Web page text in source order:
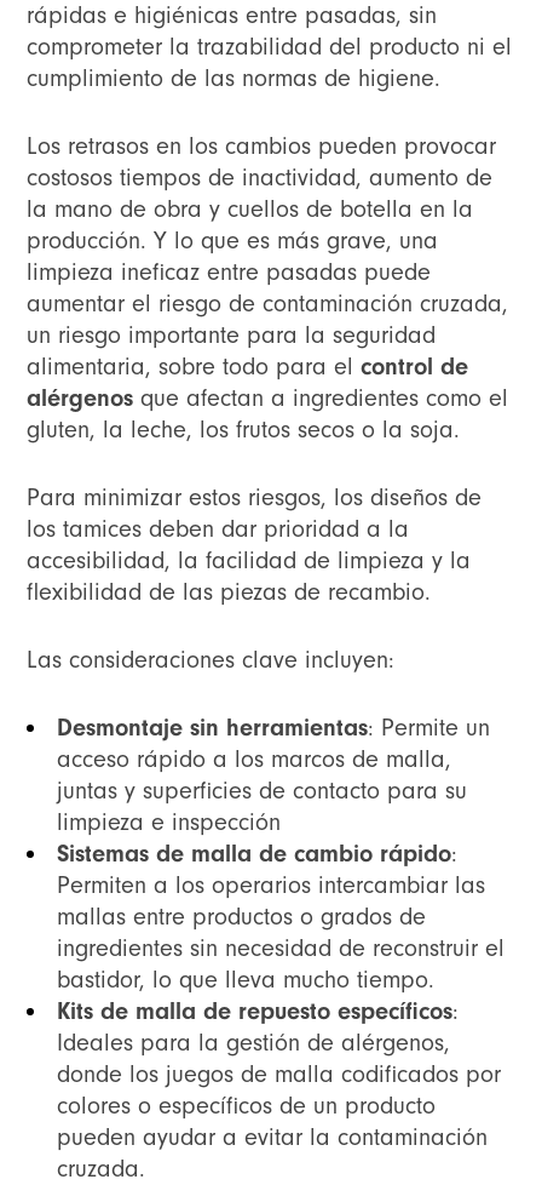
rápidas e higiénicas entre pasadas, sin
comprometer la trazabilidad del producto ni el
cumplimiento de las normas de higiene.
Los retrasos en los cambios pueden provocar
costosos tiempos de inactividad, aumento de
la mano de obra y cuellos de botella en la
producción. Y lo que es más grave, una
limpieza ineficaz entre pasadas puede
aumentar el riesgo de contaminación cruzada,
un riesgo importante para la seguridad
alimentaria, sobre todo para elcontrol de
alérgenos que afectan a ingredientes como el
gluten, la leche, los frutos secos o la soja.
Para minimizar estos riesgos, los diseños de
los tamices deben dar prioridad a la
accesibilidad, la facilidad de limpieza y la
flexibilidad de las piezas de recambio.
Las consideraciones clave incluyen:
Desmontaje sin herramientas: Permite un
acceso rápido a los marcos de malla,
juntas y superficies de contacto para su
limpieza e inspección
Sistemas de malla de cambio rápido:
Permiten a los operarios intercambiar las
mallas entre productos o grados de
ingredientes sin necesidad de reconstruir el
bastidor, lo que lleva mucho tiempo.
Kits de malla de repuesto específicos:
Ideales para la gestión de alérgenos,
donde los juegos de malla codificados por
colores o específicos de un producto
pueden ayudar a evitar la contaminación
cruzada.